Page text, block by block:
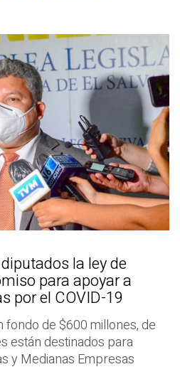
la ley de
para apoyar a
por el COVID-19
fondo de $600 millones, de
están destinados para
y Medianas Empresas